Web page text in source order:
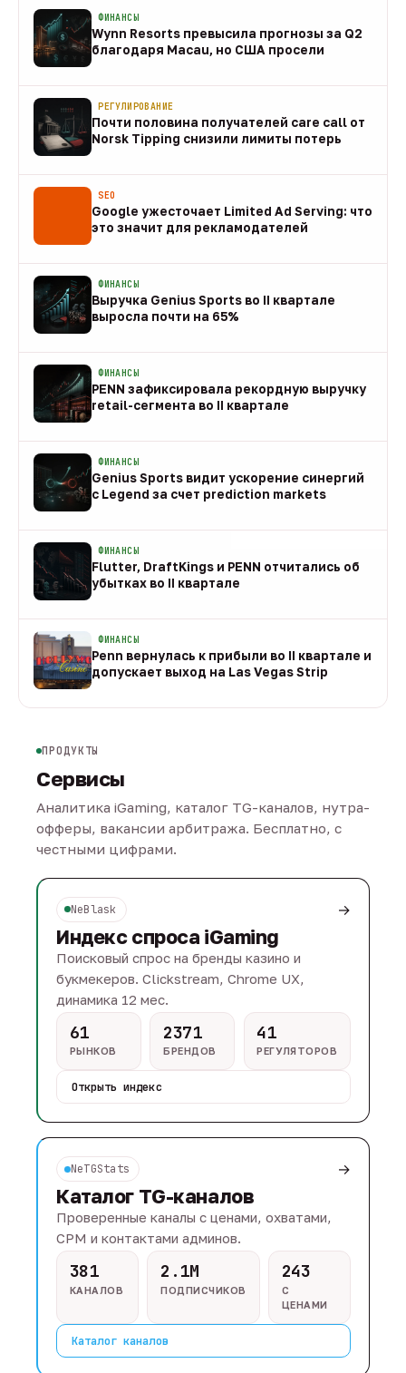
ФИНАНСЫ
Wynn Resorts превысила прогнозы за Q2
благодаря Macau, но США просели
РЕГУЛИРОВАНИЕ
Почти половина получателей care call от
Norsk Tipping снизили лимиты потерь
SEO
Google ужесточает Limited Ad Serving: что
это значит для рекламодателей
ФИНАНСЫ
Выручка Genius Sports во II квартале
выросла почти на 65%
ФИНАНСЫ
PENN зафиксировала рекордную выручку
retail-сегмента во II квартале
ФИНАНСЫ
Genius Sports видит ускорение синергий
с Legend за счет prediction markets
ФИНАНСЫ
Flutter, DraftKings и PENN отчитались об
убытках во II квартале
ФИНАНСЫ
Penn вернулась к прибыли во II квартале и
допускает выход на Las Vegas Strip
ПРОДУКТЫ
Сервисы
Аналитика iGaming, каталог TG-каналов, нутра-
офферы, вакансии арбитража. Бесплатно, с
честными цифрами.
NeBlask →
Индекс спроса iGaming
Поисковый спрос на бренды казино и
букмекеров. Clickstream, Chrome UX,
динамика 12 мес.
61
РЫНКОВ
2371
БРЕНДОВ
41
РЕГУЛЯТОРОВ
Открыть индекс
NeTGStats →
Каталог TG-каналов
Проверенные каналы с ценами, охватами,
CPM и контактами админов.
381
КАНАЛОВ
2.1M
ПОДПИСЧИКОВ
243
С
ЦЕНАМИ
Каталог каналов